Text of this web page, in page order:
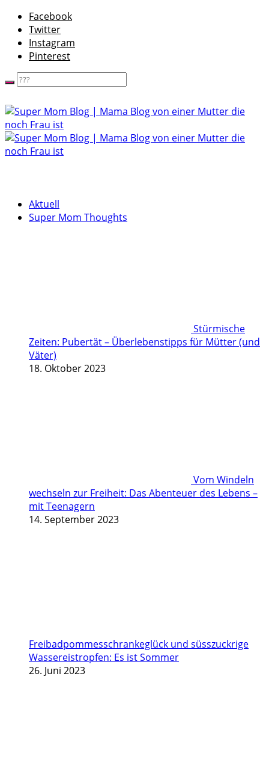
Facebook
Twitter
Instagram
Pinterest
Aktuell
Super Mom Thoughts
Stürmische
Zeiten: Pubertät – Überlebenstipps für Mütter (und
Väter)
18. Oktober 2023
Vom Windeln
wechseln zur Freiheit: Das Abenteuer des Lebens –
mit Teenagern
14. September 2023
Freibadpommesschrankeglück und süsszuckrige
Wassereistropfen: Es ist Sommer
26. Juni 2023